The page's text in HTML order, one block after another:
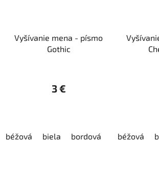
Vyšívanie mena - písmo
Gothic
3 €
béžová biela bordová červená
béžová